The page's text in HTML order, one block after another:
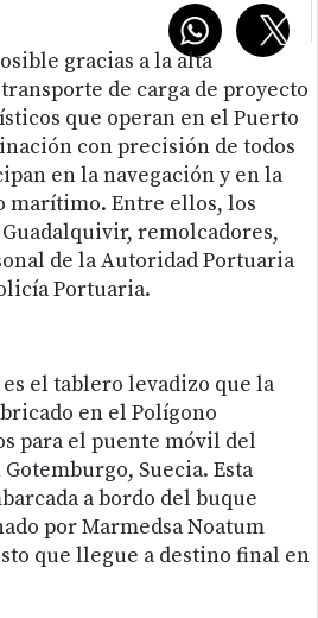
gracias a la alta
de carga de proyecto
que operan en el Puerto
con precisión de todos
en la navegación y en la
marítimo. Entre ellos, los
remolcadores,
de la Autoridad Portuaria
Portuaria.
el tablero levadizo que la
en el Polígono
para el puente móvil del
Suecia. Esta
a bordo del buque
por Marmedsa Noatum
que llegue a destino final en